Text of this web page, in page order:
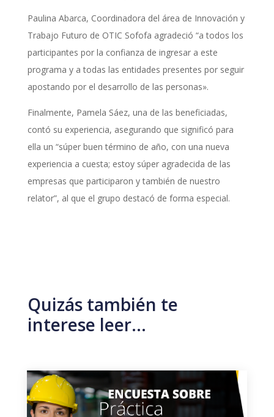
Paulina Abarca, Coordinadora del área de Innovación y
Trabajo Futuro de OTIC Sofofa agradeció “a todos los
participantes por la confianza de ingresar a este
programa y a todas las entidades presentes por seguir
apostando por el desarrollo de las personas».
Finalmente, Pamela Sáez, una de las beneficiadas,
contó su experiencia, asegurando que significó para
ella un “súper buen término de año, con una nueva
experiencia a cuesta; estoy súper agradecida de las
empresas que participaron y también de nuestro
relator”, al que el grupo destacó de forma especial.
Quizás también te
interese leer…